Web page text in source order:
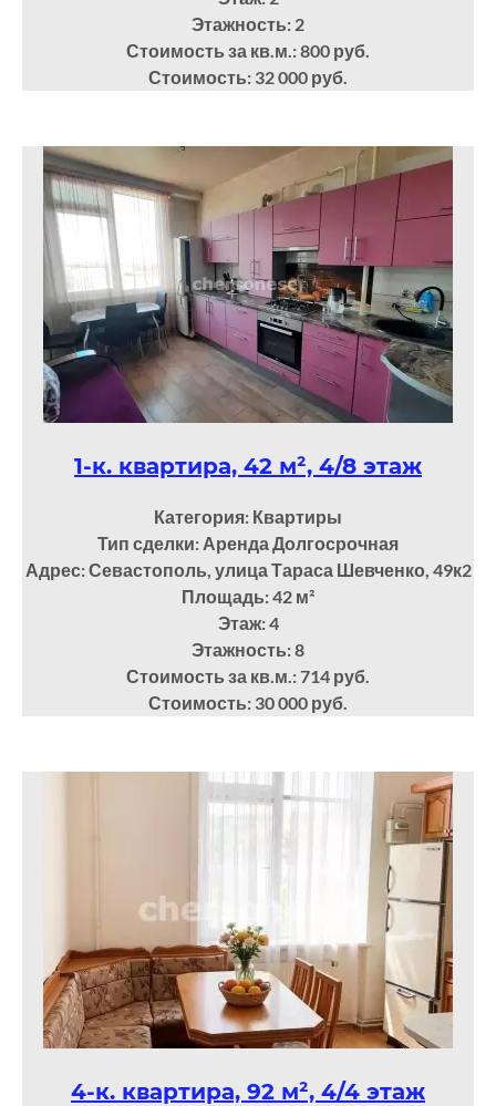
Этажность: 2
Стоимость за кв.м.: 800 руб.
Стоимость: 32 000 руб.
1-к. квартира, 42 м², 4/8 этаж
Категория: Квартиры
Тип сделки: Аренда Долгосрочная
Адрес: Севастополь, улица Тараса Шевченко, 49к2
Площадь: 42 м²
Этаж: 4
Этажность: 8
Стоимость за кв.м.: 714 руб.
Стоимость: 30 000 руб.
4-к. квартира, 92 м², 4/4 этаж